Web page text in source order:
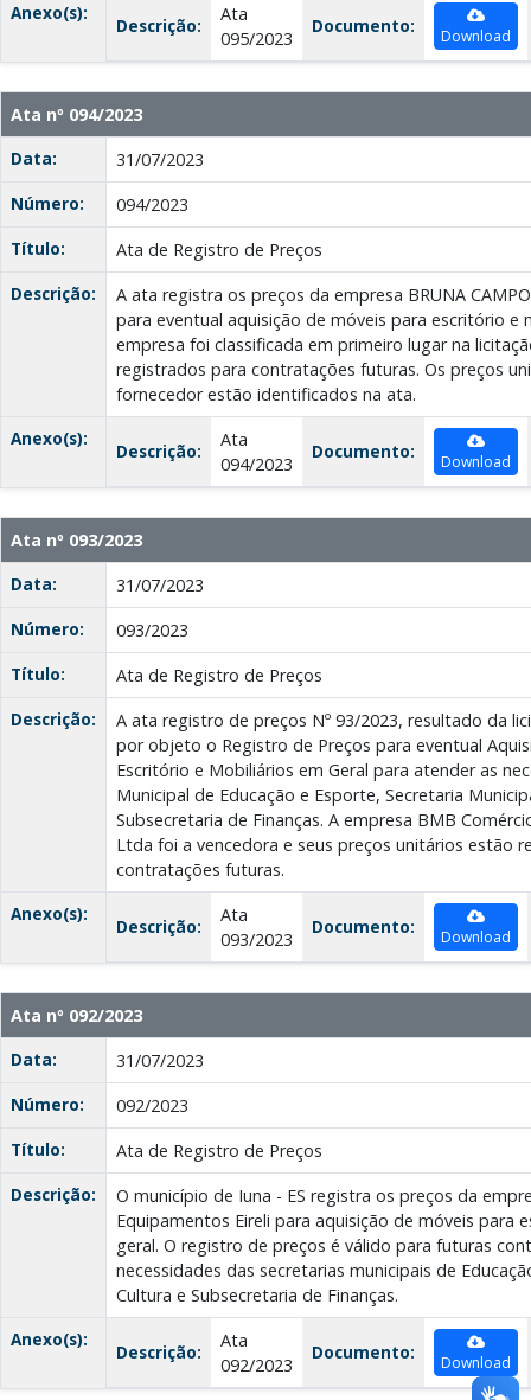
Anexo(s):
Descrição:
Ata
095/2023
Documento: Download
Ata nº 094/2023
Data:
31/07/2023
Número:
094/2023
Título:
Ata de Registro de Preços
Descrição:
A ata registra os preços da empresa BRUNA
para eventual aquisição de móveis para escritório e
empresa foi classificada em primeiro lugar na
registrados para contratações futuras. Os preços
fornecedor estão identificados na ata.
Anexo(s):
Descrição:
Ata
094/2023
Documento: Download
Ata nº 093/2023
Data:
31/07/2023
Número:
093/2023
Título:
Ata de Registro de Preços
Descrição:
A ata registro de preços Nº 93/2023, resultado da
por objeto o Registro de Preços para eventual
Escritório e Mobiliários em Geral para atender as
Municipal de Educação e Esporte, Secretaria
Subsecretaria de Finanças. A empresa BMB
Ltda foi a vencedora e seus preços unitários estão
contratações futuras.
Anexo(s):
Descrição:
Ata
093/2023
Documento: Download
Ata nº 092/2023
Data:
31/07/2023
Número:
092/2023
Título:
Ata de Registro de Preços
Descrição:
O município de Iuna - ES registra os preços da
Equipamentos Eireli para aquisição de móveis para
geral. O registro de preços é válido para futuras
necessidades das secretarias municipais de
Cultura e Subsecretaria de Finanças.
Anexo(s):
Descrição:
Ata
092/2023
Documento: Download